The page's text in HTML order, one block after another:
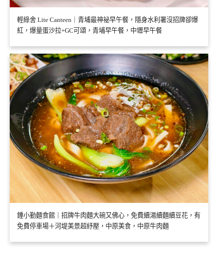
輕綠舍 Lite Canteen｜青埔最神祕早午餐，隱身水利署沒招牌卻爆
紅，爆量蛋沙拉+GC可頌，青埔早午餐，中壢早午餐
鍾小勤麵食館｜招牌牛肉麵大碗又佛心，免費續湯續麵續豆花，有
免費停車場＋河堤美景超紓壓，中原美食，中原牛肉麵